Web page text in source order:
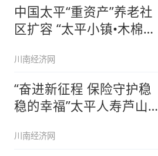
中国太平“重资产”养老社
区扩容 “太平小镇•木棉人
川南经济网
“奋进新征程 保险守护稳
稳的幸福”太平人寿芦山营
川南经济网